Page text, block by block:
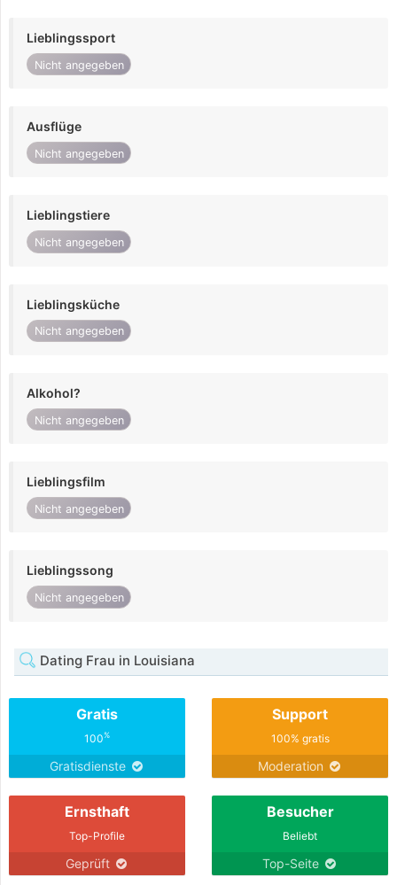
Lieblingssport
Nicht angegeben
Ausflüge
Nicht angegeben
Lieblingstiere
Nicht angegeben
Lieblingsküche
Nicht angegeben
Alkohol?
Nicht angegeben
Lieblingsfilm
Nicht angegeben
Lieblingssong
Nicht angegeben
Dating Frau in Louisiana
Gratis
100%
Gratisdienste
Support
100% gratis
Moderation
Ernsthaft
Top-Profile
Geprüft
Besucher
Beliebt
Top-Seite